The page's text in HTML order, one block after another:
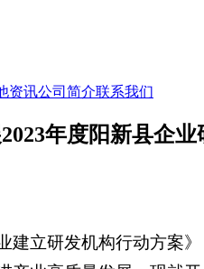
资讯公司简介联系我们
2023年度阳新县企
建立研发机构行动方案